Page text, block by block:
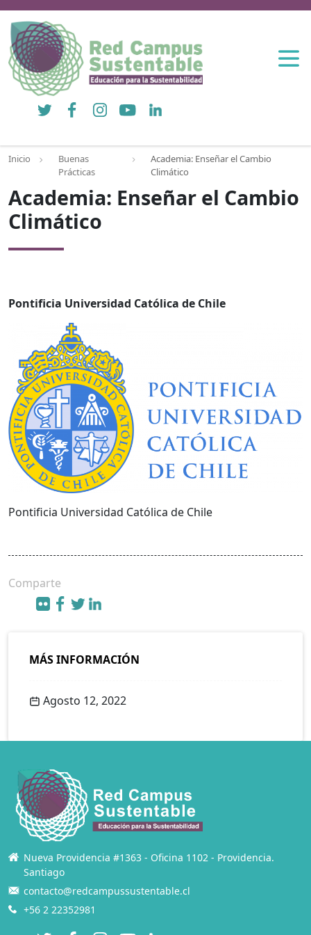
Twitter FacebookInstagramYouTubeLinkedIn
Inicio
Buenas
Prácticas
Academia: Enseñar el Cambio
Climático
Academia: Enseñar el Cambio
Climático
Pontificia Universidad Católica de Chile
Pontificia Universidad Católica de Chile
Comparte
MÁS INFORMACIÓN
Agosto 12, 2022
Nueva Providencia #1363 - Oficina 1102 - Providencia.
Santiago
contacto@redcampussustentable.cl
+56 2 22352981